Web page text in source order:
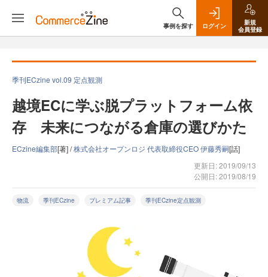
事例を探す ログイン
新規
会員登録
季刊ECzine vol.09 定点観測
越境ECに学ぶ脱プラットフォーム依
存 未来につながる倉庫の選びかた
ECzine編集部[著] /株式会社オープンロジ 代表取締役CEO 伊藤秀嗣[話]
更新日: 2019/09/13
公開日: 2019/08/19
物流 季刊ECzine プレミアム記事 季刊ECzine定点観測